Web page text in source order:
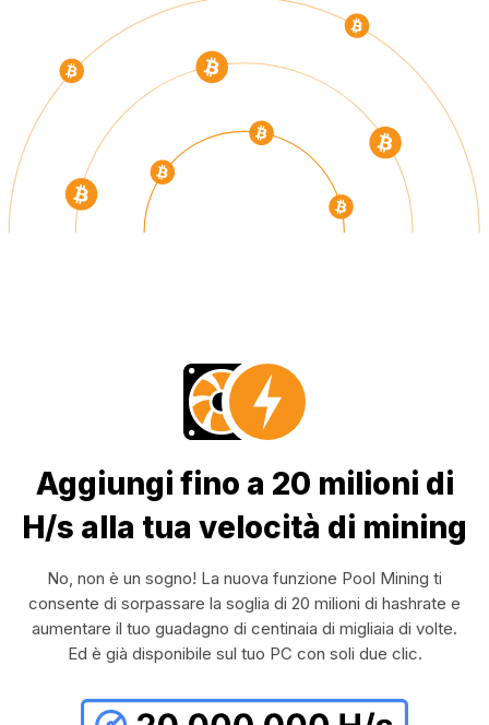
Aggiungi fino a 20 milioni di
H/s alla tua velocità di mining
No, non è un sogno! La nuova funzione Pool Mining ti
consente di sorpassare la soglia di 20 milioni di hashrate e
aumentare il tuo guadagno di centinaia di migliaia di volte.
Ed è già disponibile sul tuo PC con soli due clic.